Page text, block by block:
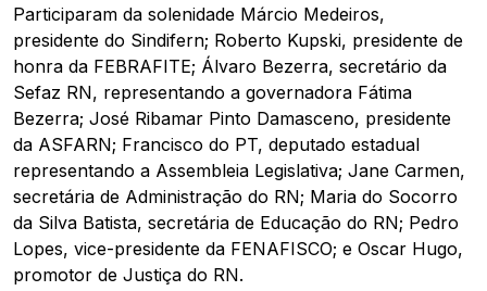
Participaram da solenidade Márcio Medeiros,
presidente do Sindifern; Roberto Kupski, presidente de
honra da FEBRAFITE; Álvaro Bezerra, secretário da
Sefaz RN, representando a governadora Fátima
Bezerra; José Ribamar Pinto Damasceno, presidente
da ASFARN; Francisco do PT, deputado estadual
representando a Assembleia Legislativa; Jane Carmen,
secretária de Administração do RN; Maria do Socorro
da Silva Batista, secretária de Educação do RN; Pedro
Lopes, vice-presidente da FENAFISCO; e Oscar Hugo,
promotor de Justiça do RN.